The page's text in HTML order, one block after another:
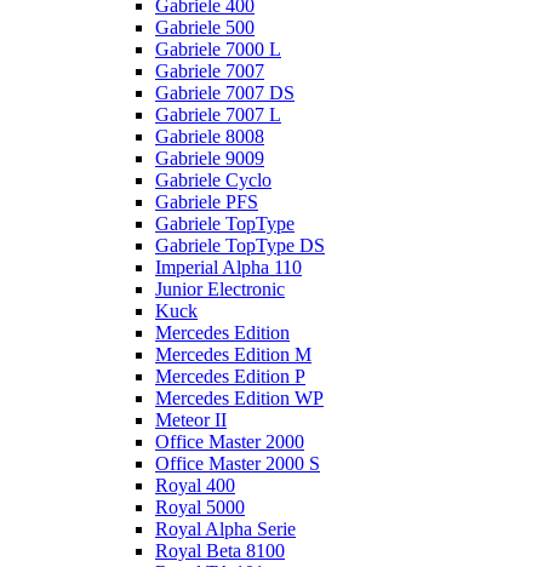
Gabriele 400
Gabriele 500
Gabriele 7000 L
Gabriele 7007
Gabriele 7007 DS
Gabriele 7007 L
Gabriele 8008
Gabriele 9009
Gabriele Cyclo
Gabriele PFS
Gabriele TopType
Gabriele TopType DS
Imperial Alpha 110
Junior Electronic
Kuck
Mercedes Edition
Mercedes Edition M
Mercedes Edition P
Mercedes Edition WP
Meteor II
Office Master 2000
Office Master 2000 S
Royal 400
Royal 5000
Royal Alpha Serie
Royal Beta 8100